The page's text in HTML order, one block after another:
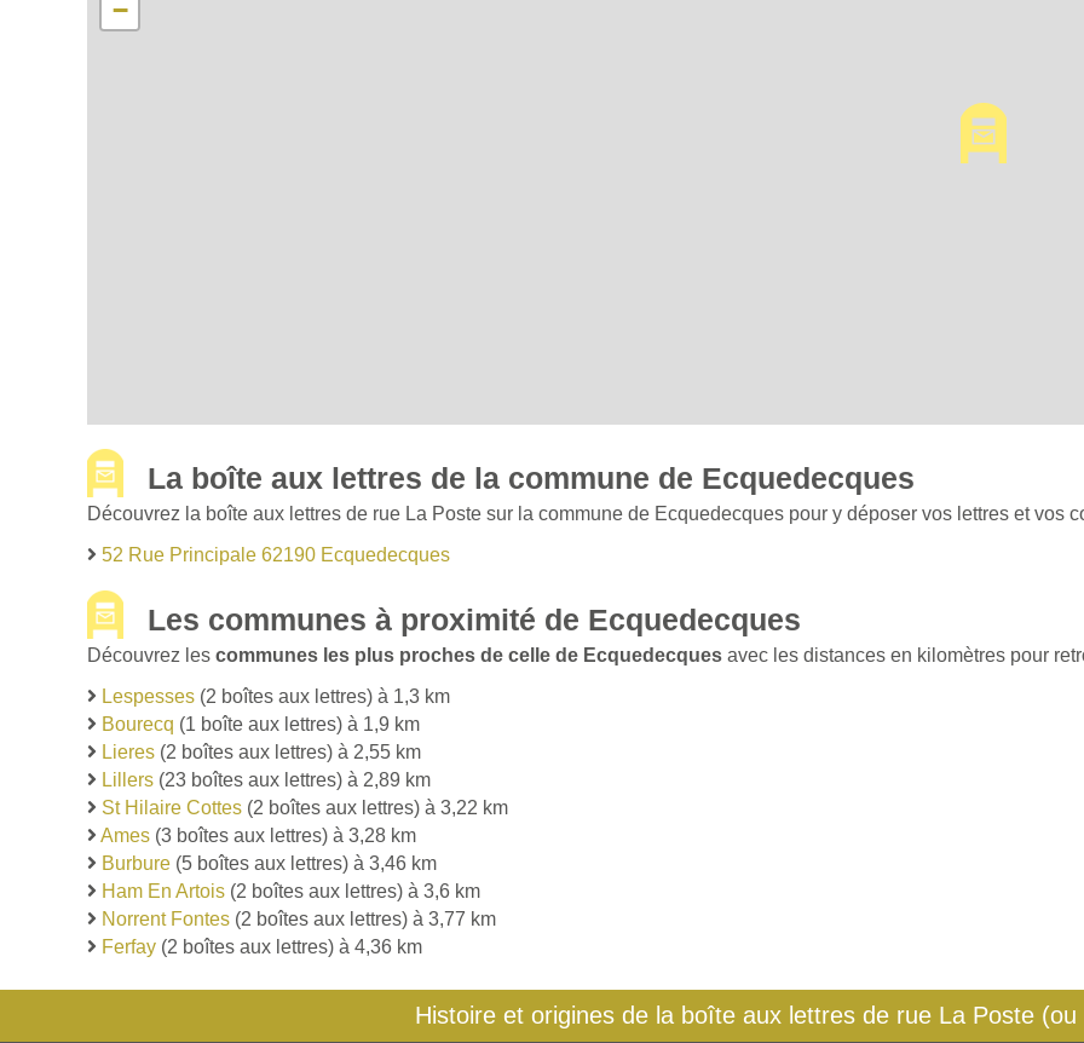
−
La boîte aux lettres de la commune de Ecquedecques
Découvrez la boîte aux lettres de rue La Poste sur la commune de Ecquedecques pour y déposer vos lettres et vos
52 Rue Principale 62190 Ecquedecques
Les communes à proximité de Ecquedecques
Découvrez les communes les plus proches de celle de Ecquedecques avec les distances en kilomètres pour
Lespesses (2 boîtes aux lettres) à 1,3 km
Bourecq (1 boîte aux lettres) à 1,9 km
Lieres (2 boîtes aux lettres) à 2,55 km
Lillers (23 boîtes aux lettres) à 2,89 km
St Hilaire Cottes (2 boîtes aux lettres) à 3,22 km
Ames (3 boîtes aux lettres) à 3,28 km
Burbure (5 boîtes aux lettres) à 3,46 km
Ham En Artois (2 boîtes aux lettres) à 3,6 km
Norrent Fontes (2 boîtes aux lettres) à 3,77 km
Ferfay (2 boîtes aux lettres) à 4,36 km
Histoire et origines de la boîte aux lettres de rue La Poste